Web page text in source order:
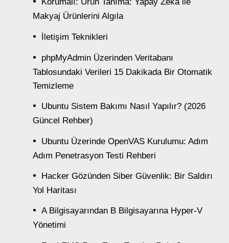
Makyaj Ürünlerini Algıla
İletişim Teknikleri
phpMyAdmin Üzerinden Veritabanı
Tablosundaki Verileri 15 Dakikada Bir Otomatik
Temizleme
Ubuntu Sistem Bakımı Nasıl Yapılır? (2026
Güncel Rehber)
Ubuntu Üzerinde OpenVAS Kurulumu: Adım
Adım Penetrasyon Testi Rehberi
Hacker Gözünden Siber Güvenlik: Bir Saldırı
Yol Haritası
A Bilgisayarından B Bilgisayarına Hyper-V
Yönetimi